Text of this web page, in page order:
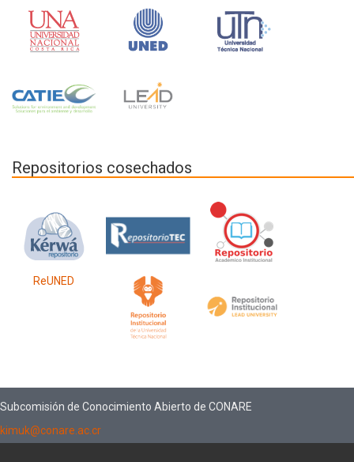
Repositorios cosechados
ReUNED
Subcomisión de Conocimiento Abierto de CONARE
kimuk@conare.ac.cr